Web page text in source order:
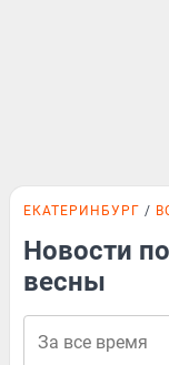
ЕКАТЕРИНБУРГ
Новости
весны